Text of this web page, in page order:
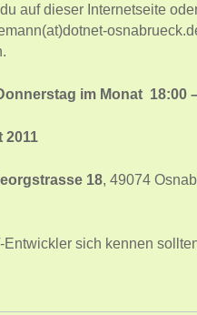
auf dieser Internetseite
im Monat 18:00
2011
18, 49074
sich kennen